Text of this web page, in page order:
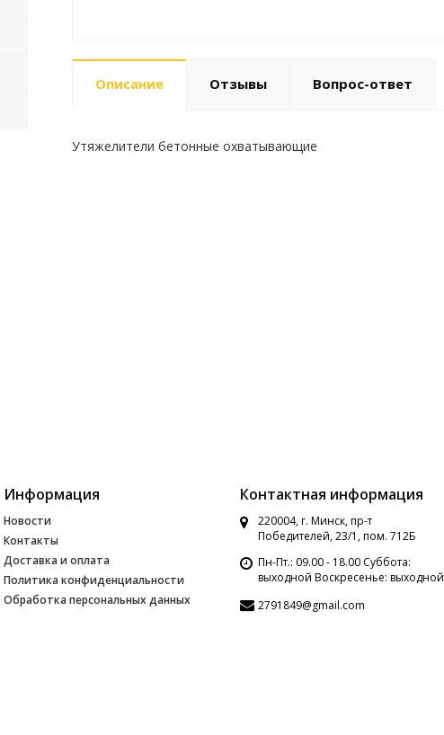
Описание Отзывы Вопрос-ответ
Утяжелители бетонные охватывающие
Информация
Новости
Контакты
Доставка и оплата
Политика конфиденциальности
Обработка персональных данных
Контактная информация
220004, г. Минск, пр-т
Победителей, 23/1, пом. 712Б
Пн-Пт.: 09.00 - 18.00 Суббота:
выходной Воскресенье: выходной
2791849@gmail.com